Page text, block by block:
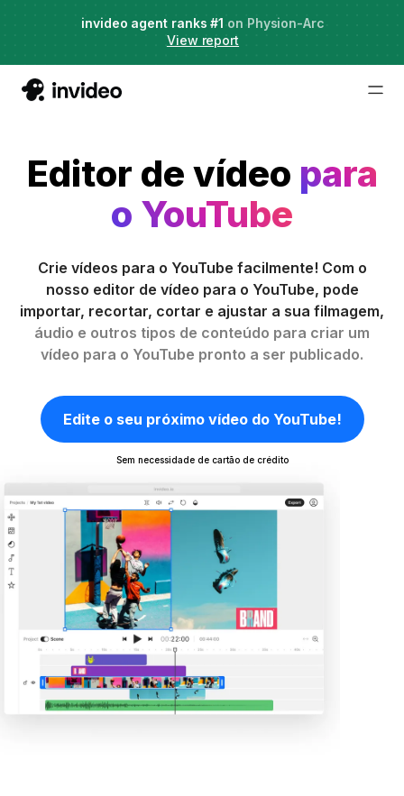
Just launched·
Agent Two, frontier creative intelligence
Try it now
invideo agent ranks #1 on Physion-Arc
View report
Editor de vídeo para
o YouTube
Crie vídeos para o YouTube facilmente! Com o
nosso editor de vídeo para o YouTube, pode
importar, recortar, cortar e ajustar a sua filmagem,
áudio e outros tipos de conteúdo para criar um
vídeo para o YouTube pronto a ser publicado.
Edite o seu próximo vídeo do YouTube!
Sem necessidade de cartão de crédito